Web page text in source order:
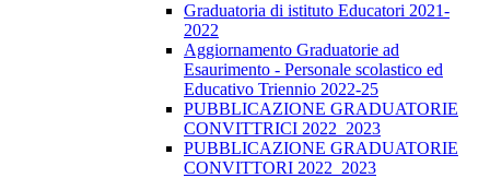
Graduatoria di istituto Educatori 2021-
2022
Aggiornamento Graduatorie ad
Esaurimento - Personale scolastico ed
Educativo Triennio 2022-25
PUBBLICAZIONE GRADUATORIE
CONVITTRICI 2022_2023
PUBBLICAZIONE GRADUATORIE
CONVITTORI 2022_2023